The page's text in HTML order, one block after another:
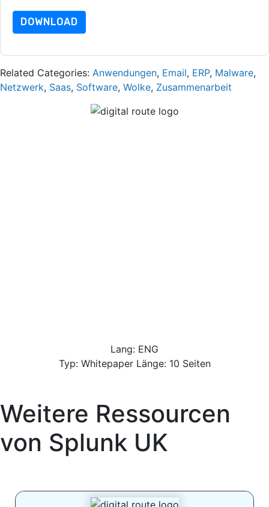
DOWNLOAD
Related Categories: Anwendungen, Email, ERP, Malware,
Netzwerk, Saas, Software, Wolke, Zusammenarbeit
Lang: ENG
Typ: Whitepaper Länge: 10 Seiten
Weitere Ressourcen
von Splunk UK